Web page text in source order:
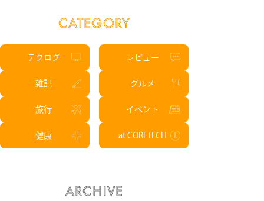
CATEGORY
テクログ レビュー
雑記 グルメ
旅行 イベント
健康 at CORETECH
ARCHIVE